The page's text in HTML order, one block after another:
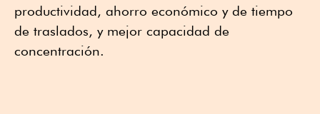
productividad, ahorro económico y de tiempo
de traslados, y mejor capacidad de
concentración.